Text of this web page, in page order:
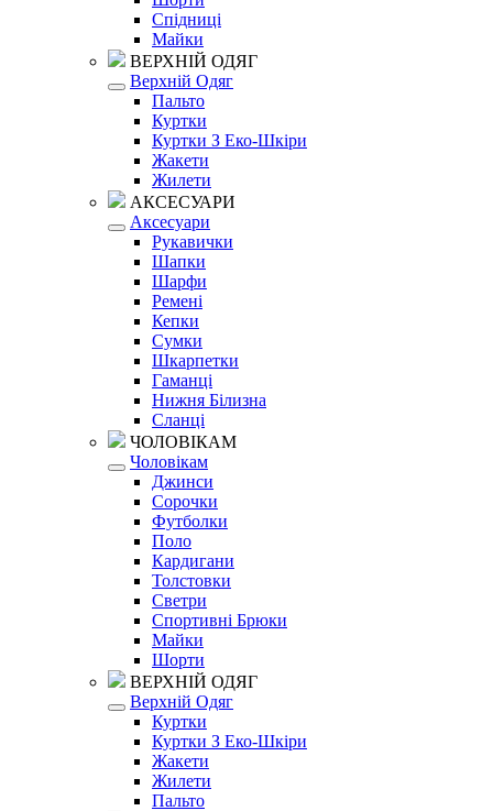
Спідниці
Майки
ВЕРХНІЙ ОДЯГ
Верхній Одяг
Пальто
Куртки
Куртки З Еко-Шкіри
Жакети
Жилети
АКСЕСУАРИ
Аксесуари
Рукавички
Шапки
Шарфи
Ремені
Кепки
Сумки
Шкарпетки
Гаманці
Нижня Білизна
Сланці
ЧОЛОВІКАМ
Чоловікам
Джинси
Сорочки
Футболки
Поло
Кардигани
Толстовки
Светри
Спортивні Брюки
Майки
Шорти
ВЕРХНІЙ ОДЯГ
Верхній Одяг
Куртки
Куртки З Еко-Шкіри
Жакети
Жилети
Пальто